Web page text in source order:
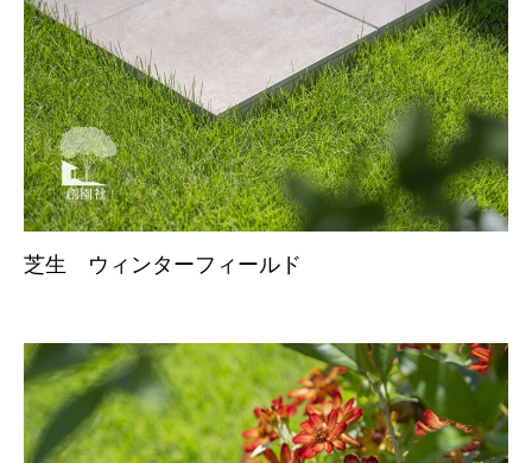
芝生 ウィンターフィールド